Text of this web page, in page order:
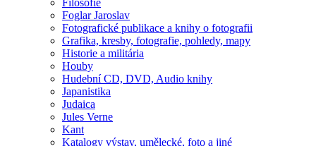
Foglar Jaroslav
Fotografické publikace a knihy o fotografii
Grafika, kresby, fotografie, pohledy, mapy
Historie a militária
Houby
Hudební CD, DVD, Audio knihy
Japanistika
Judaica
Jules Verne
Kant
Katalogy výstav, umělecké, foto a jiné